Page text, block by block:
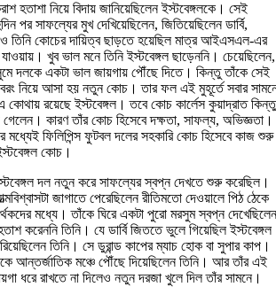
হতাশা নিয়ে বিদায় জানিয়েছিলেন ইস্টবেঙ্গলকে। সেই
পর সাফল্যের মুখ দেখিয়েছিলেন, জিতিয়েছিলেন ডার্বি,
তিনি কোচের দায়িত্ব ছাড়তে হয়েছিল মাত্র আইএসএল-এর
খুব ভাল মনে তিনি ইস্টবেঙ্গল ছাড়েননি। চেয়েছিলেন,
দলকে একটা ভাল জায়গায় পৌঁছে দিতে। কিন্তু তাঁকে সেই
নিয়ে আসা হয় নতুন কোচ। তার ফল এই মুহূর্তে‌ সবার
রয়েছে ইস্টবেঙ্গল। তবে কোচ কার্লেস কুয়াদ্রাত কিন্তু
কারণ তাঁর কোচ হিসেবে দক্ষতা, সাফল্য, অভিজ্ঞতা।
মধ্যেই ফিলিপিন্স ফুটবল দলের সহকারি কোচ হিসেবে কাজ শুরু
কোচ।
দল নতুন করে সাফল্যের স্বপ্ন দেখতে শুরু করেছিল।
জাগাতে পেরেছিলেন রীতিমতো দেওয়ালে পিঠ ঠেকে
মধ্যে। তাঁকে ঘিরে একটা পুরো মরসুম স্বপ্ন দেখেছিলেন
করেননি তিনি। যে ডার্বি জিততে ভুলে গিয়েছিল ইস্টবেঙ্গল
তিনি। সে ডুরান্ড কাপের ম্যাচ হোক বা সুপার কাপ।
আন্তর্জাতিক মঞ্চে পৌঁছে দিয়েছিলেন তিনি। আর তাঁর এই
ধরে রাখতে না দিলেও নতুন দরজা খুলে দিল তাঁর সামনে।